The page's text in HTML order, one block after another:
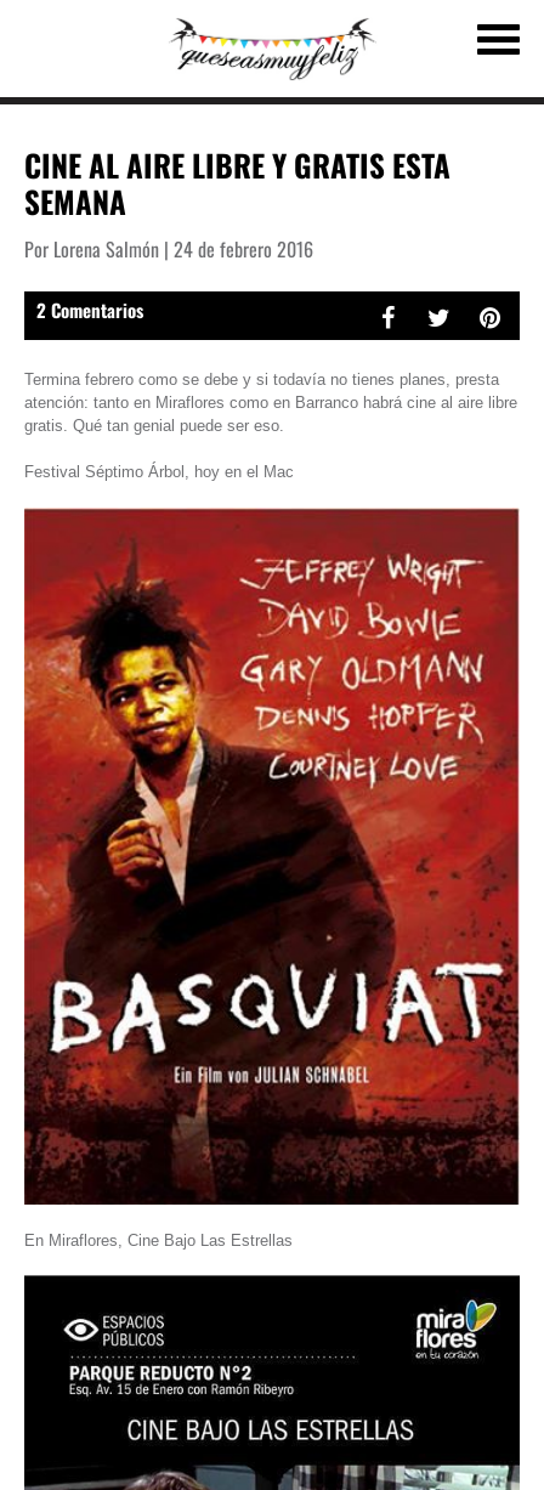
CINE AL AIRE LIBRE Y GRATIS ESTA
SEMANA
Por Lorena Salmón | 24 de febrero 2016
2 Comentarios
Termina febrero como se debe y si todavía no tienes planes, presta
atención: tanto en Miraflores como en Barranco habrá cine al aire libre
gratis. Qué tan genial puede ser eso.
Festival Séptimo Árbol, hoy en el Mac
En Miraflores, Cine Bajo Las Estrellas